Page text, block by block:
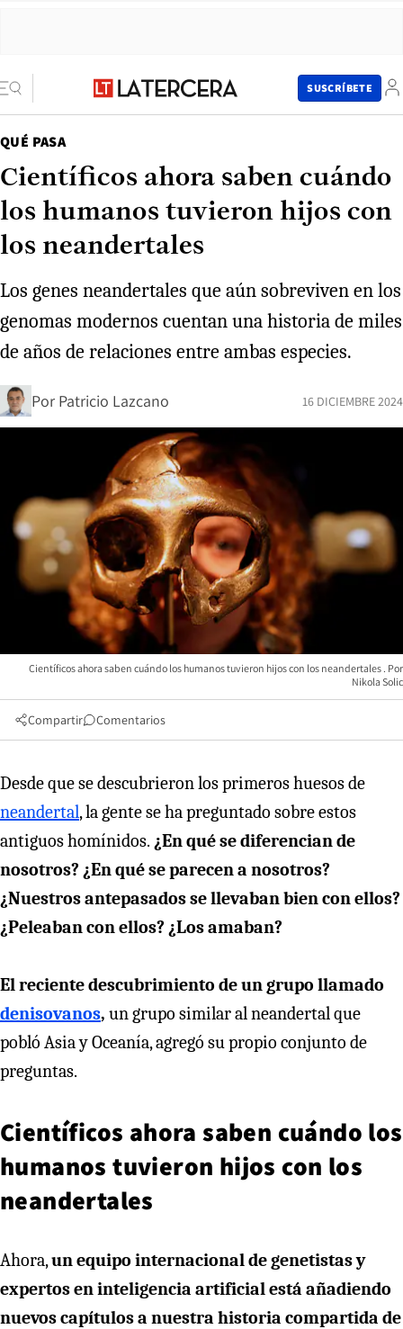
SUSCRÍBETE
QUÉ PASA
Científicos ahora saben cuándo
los humanos tuvieron hijos con
los neandertales
Los genes neandertales que aún sobreviven en los
genomas modernos cuentan una historia de miles
de años de relaciones entre ambas especies.
Por Patricio Lazcano 16 DICIEMBRE 2024
Científicos ahora saben cuándo los humanos tuvieron hijos con los neandertales
Nikola Solic
Compartir Comentarios
Desde que se descubrieron los primeros huesos de
neandertal, la gente se ha preguntado sobre estos
antiguos homínidos. ¿En qué se diferencian de
nosotros? ¿En qué se parecen a nosotros?
¿Nuestros antepasados se llevaban bien con ellos?
¿Peleaban con ellos? ¿Los amaban?
El reciente descubrimiento de un grupo llamado
denisovanos, un grupo similar al neandertal que
pobló Asia y Oceanía, agregó su propio conjunto de
preguntas.
Científicos ahora saben cuándo los
humanos tuvieron hijos con los
neandertales
Ahora,un equipo internacional de genetistas y
expertos en inteligencia artificial está añadiendo
nuevos capítulos a nuestra historia compartida de